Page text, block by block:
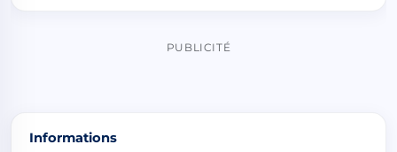
PUBLICITÉ
Informations